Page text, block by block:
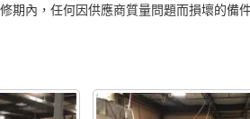
內，任何因供應商質量問題而損壞的